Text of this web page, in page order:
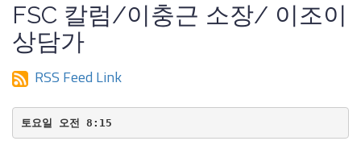
FSC 칼럼/이충근 소장/ 이조이
상담가
RSS Feed Link
토요일 오전 8:15